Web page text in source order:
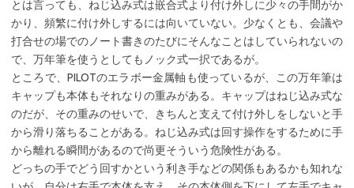
とは言っても、ねじ込み式は嵌合式より付け外しに少々の手間がか
かり、頻繁に付け外しするには向いていない。少なくとも、会議や
打合せの場でのノート書きのたびにそんなことはしていられないの
で、万年筆を使うとしてもノック式一択であるが。
ところで、PILOTのエラボー金属軸も使っているが、この万年筆は
キャップも本体もそれなりの重みがある。キャップはねじ込み式な
のだが、その重みのせいで、きちんと支えて付け外しをしないと手
から滑り落ちることがある。ねじ込み式は回す操作をするために手
から離れる瞬間があるので尚更そういう危険性がある。
どっちの手でどう回すかという利き手などの関係もあるかも知れな